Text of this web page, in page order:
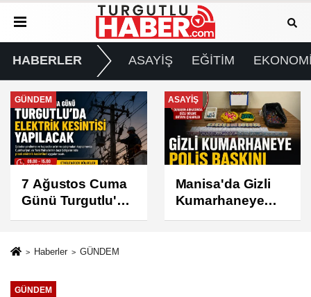
HABERLER ASAYİŞ EĞİTİM
ASAYİŞ
Manisa'da Gizli
Kumarhaneye
Polis Baskını
SPOR
Turgutlu
Belediyespor'un
Fikstürü Belli
Haberler GÜNDEM
GÜNDEM